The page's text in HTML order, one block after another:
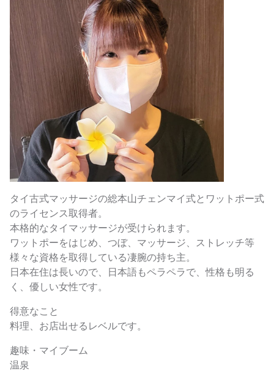
タイ古式マッサージの総本山チェンマイ式とワットポー式
のライセンス取得者。
本格的なタイマッサージが受けられます。
ワットポーをはじめ、つぼ、マッサージ、ストレッチ等
様々な資格を取得している凄腕の持ち主。
日本在住は長いので、日本語もペラペラで、性格も明る
く、優しい女性です。
得意なこと
料理、お店出せるレベルです。
趣味・マイブーム
温泉